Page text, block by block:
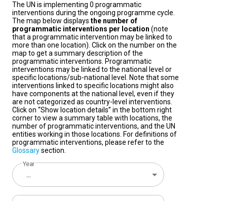
The UN is implementing 0 programmatic
interventions during the ongoing programme cycle.
The map below displays the number of
programmatic interventions per location (note
that a programmatic intervention may be linked to
more than one location). Click on the number on the
map to get a summary description of the
programmatic interventions. Programmatic
interventions may be linked to the national level or
specific locations/sub-national level. Note that some
interventions linked to specific locations might also
have components at the national level, even if they
are not categorized as country-level interventions.
Click on “Show location details” in the bottom right
corner to view a summary table with locations, the
number of programmatic interventions, and the UN
entities working in those locations. For definitions of
programmatic interventions, please refer to the
Glossarysection.
Year
...